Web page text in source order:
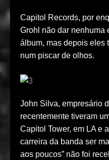
Capitol Records, por
Grohl não dar nenhuma
álbum, mas depois eles
num piscar de olhos.
John Silva, empresário
recentemente tiveram
Capitol Tower, em LA e
carreira da banda ser
aos poucos” não foi